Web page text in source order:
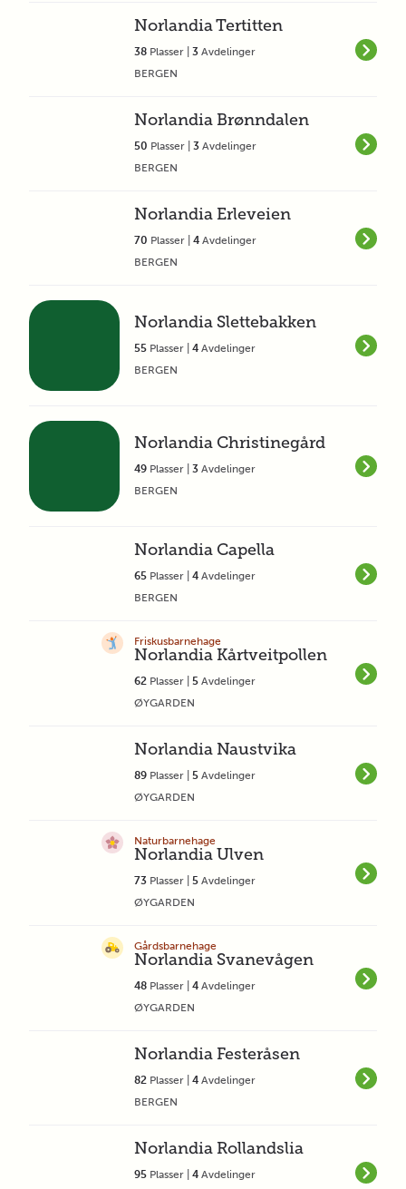
Norlandia Tertitten
38 Plasser | 3 Avdelinger
BERGEN
Norlandia Brønndalen
50 Plasser | 3 Avdelinger
BERGEN
Norlandia Erleveien
70 Plasser | 4 Avdelinger
BERGEN
Norlandia Slettebakken
55 Plasser | 4 Avdelinger
BERGEN
Norlandia Christinegård
49 Plasser | 3 Avdelinger
BERGEN
Norlandia Capella
65 Plasser | 4 Avdelinger
BERGEN
Friskusbarnehage
Norlandia Kårtveitpollen
62 Plasser | 5 Avdelinger
ØYGARDEN
Norlandia Naustvika
89 Plasser | 5 Avdelinger
ØYGARDEN
Naturbarnehage
Norlandia Ulven
73 Plasser | 5 Avdelinger
ØYGARDEN
Gårdsbarnehage
Norlandia Svanevågen
48 Plasser | 4 Avdelinger
ØYGARDEN
Norlandia Festeråsen
82 Plasser | 4 Avdelinger
BERGEN
Norlandia Rollandslia
95 Plasser | 4 Avdelinger